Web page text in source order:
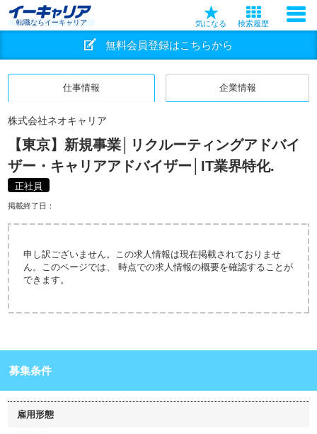
転職ならイーキャリア 気になる 検索履歴
無料会員登録はこちらから
仕事情報 企業情報
株式会社ネオキャリア
【東京】新規事業│リクルーティングアドバイ
ザー・キャリアアドバイザー│IT業界特化.
正社員
掲載終了日：
申し訳ございません。この求人情報は現在掲載されておりませ
ん。このページでは、 時点での求人情報の概要を確認することが
できます。
募集条件
雇用形態